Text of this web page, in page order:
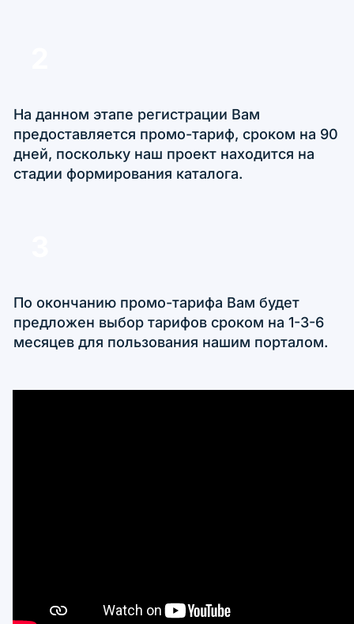
На данном этапе регистрации Вам
предоставляется промо-тариф, сроком на 90
дней, поскольку наш проект находится на
стадии формирования каталога.
По окончанию промо-тарифа Вам будет
предложен выбор тарифов сроком на 1-3-6
месяцев для пользования нашим порталом.